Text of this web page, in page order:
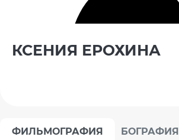
КСЕНИЯ ЕРОХИНА
ФИЛЬМОГРАФИЯ БОГРАФИЯ